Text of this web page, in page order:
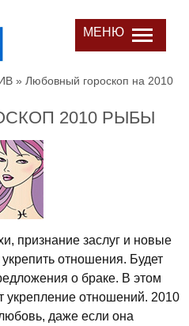
МЕНЮ
» Любовный гороскоп на 2010
2010 РЫБЫ
признание заслуг и новые
отношения. Будет
о браке. В этом
укрепление отношений. 2010
даже если она